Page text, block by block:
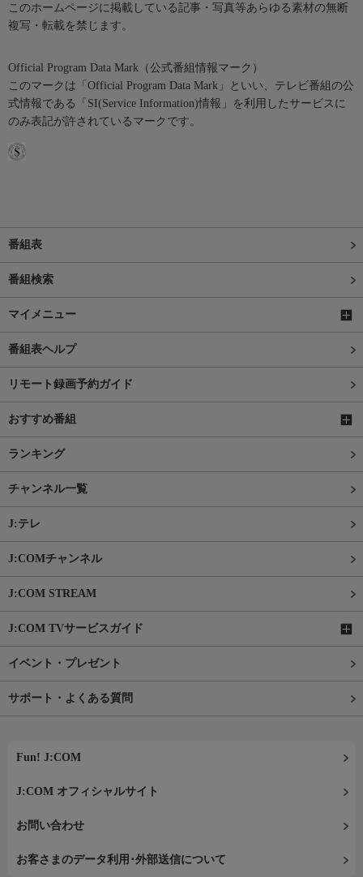
このホームページに掲載している記事・写真等あらゆる素材の無断
複写・転載を禁じます。
Official Program Data Mark（公式番組情報マーク）
このマークは「Official Program Data Mark」といい、テレビ番組の公
式情報である「SI(Service Information)情報」を利用したサービスに
のみ表記が許されているマークです。
番組表
番組検索
マイメニュー
番組表ヘルプ
リモート録画予約ガイド
おすすめ番組
ランキング
チャンネル一覧
J:テレ
J:COMチャンネル
J:COM STREAM
J:COM TVサービスガイド
イベント・プレゼント
サポート・よくある質問
Fun! J:COM
J:COM オフィシャルサイト
お問い合わせ
お客さまのデータ利用･外部送信について